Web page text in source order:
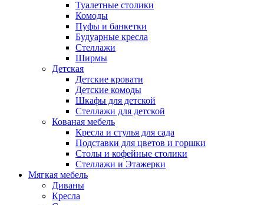
Туалетные столики
Комоды
Пуфы и банкетки
Будуарные кресла
Стеллажи
Ширмы
Детская
Детские кровати
Детские комоды
Шкафы для детской
Стеллажи для детской
Кованая мебель
Кресла и стулья для сада
Подставки для цветов и горшки
Столы и кофейные столики
Стеллажи и Этажерки
Мягкая мебель
Диваны
Кресла